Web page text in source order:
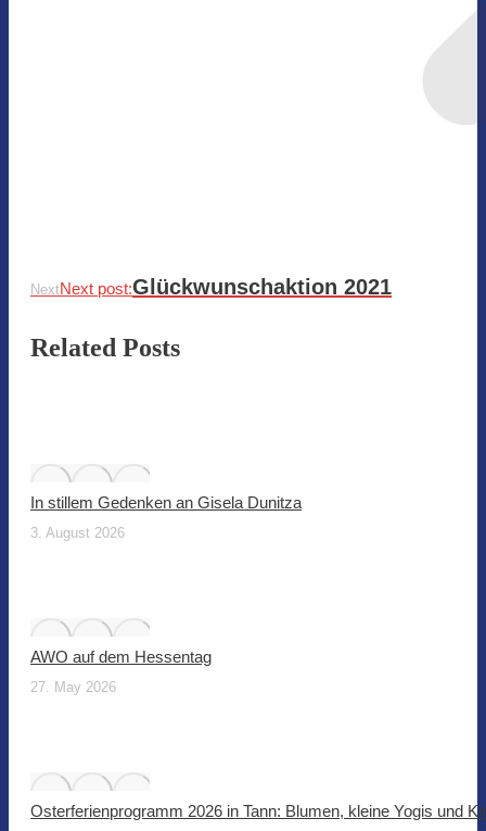
NextNext post:Glückwunschaktion 2021
Related Posts
In stillem Gedenken an Gisela Dunitza
3. August 2026
AWO auf dem Hessentag
27. May 2026
Osterferienprogramm 2026 in Tann: Blumen, kleine Yogis und